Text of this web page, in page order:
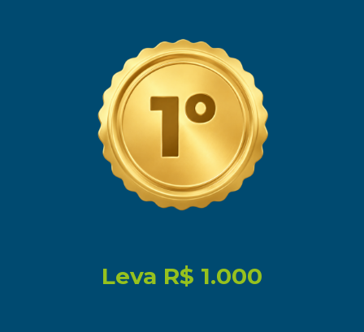
Leva R$ 1.000